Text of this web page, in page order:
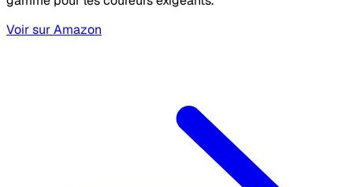
Voir sur Amazon